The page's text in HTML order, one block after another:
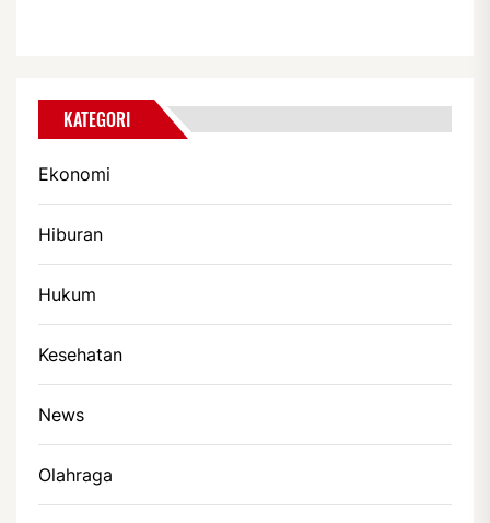
KATEGORI
Ekonomi
Hiburan
Hukum
Kesehatan
News
Olahraga